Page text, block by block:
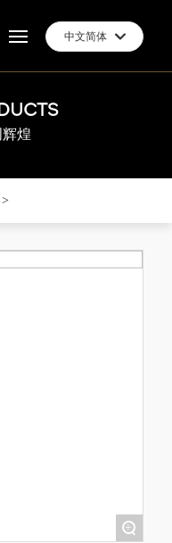
中文简体
España
煌
煌
煌
+